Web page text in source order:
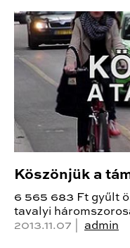
Köszönjük a
6 565 683 Ft gyűlt
tavalyi
2013.11.07 | admin